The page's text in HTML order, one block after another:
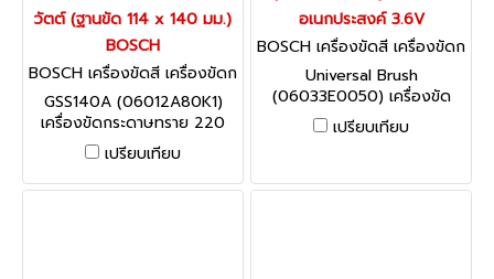
วัตต์ (ฐานขัด 114 x 140 มม.)
BOSCH
BOSCH เครื่องขัดสี เครื่องขัดก
ระดาษทราย GSS140A (06012
A80K1)
GSS140A (06012A80K1)
เครื่องขัดกระดาษทราย 220
วัตต์ (ฐานขัด 114 x 140 มม.)
BOSCH
เปรียบเทียบ
อเนกประสงค์ 3.6V
BOSCH เครื่องขัดสี เครื่องขัดก
ระดาษทราย Universal Brush
(06033E0050)
Universal Brush
(06033E0050) เครื่องขัด
อเนกประสงค์ 3.6V
เปรียบเทียบ